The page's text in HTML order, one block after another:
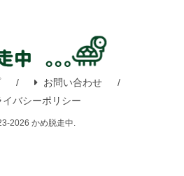
お問い合わせ
イバシーポリシー
2026 かめ脱走中.